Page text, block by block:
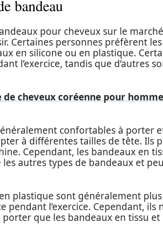
bandeau
pour cheveux sur le
Certaines personnes préfèrent
en silicone ou en plastique.
l’exercice, tandis que d’autres
de cheveux coréenne pour
confortables à porter
à différentes tailles de tête. Ils
Cependant, les bandeaux en
autres types de bandeaux et
plastique sont généralement
pendant l’exercice. Cependant, ils
que les bandeaux en tissu